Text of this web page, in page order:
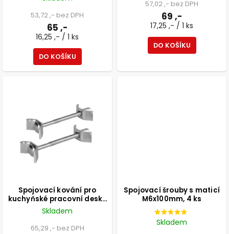
53,72 ,- bez DPH
65 ,-
16,25 ,- / 1 ks
DO KOŠÍKU
57,02 ,- bez DPH
69 ,-
17,25 ,- / 1 ks
DO KOŠÍKU
Spojovací kování pro
kuchyňské pracovní desky
100mm, 2 ks
Skladem
65,29 ,- bez DPH
Spojovací šrouby s maticí
M6x100mm, 4 ks
Skladem